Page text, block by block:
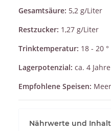
Gesamtsäure: 5,2 g/Liter
Restzucker: 1,27 g/Liter
Trinktemperatur: 18 - 20 °
Lagerpotenzial: ca. 4 Jahre
Empfohlene Speisen:
Nährwerte und